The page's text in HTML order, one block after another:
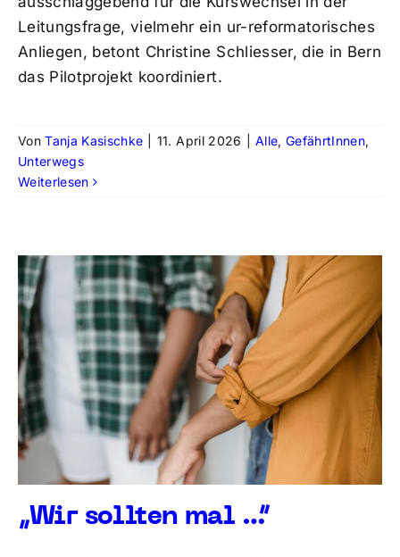
Leitungsfrage, vielmehr ein ur-reformatorisches
Anliegen, betont Christine Schliesser, die in Bern
das Pilotprojekt koordiniert.
VonTanja Kasischke 11. April 2026 Alle, GefährtInnen,
Unterwegs
Weiterlesen
„Wir sollten mal …“